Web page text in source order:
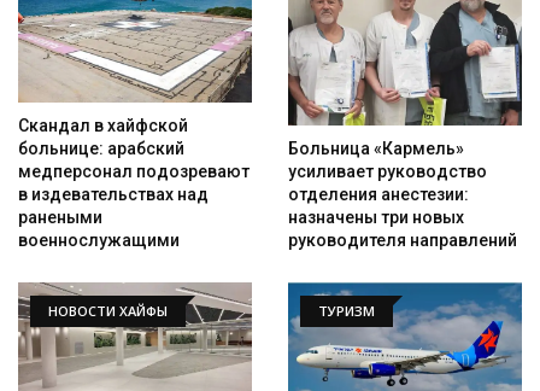
Скандал в хайфской
больнице: арабский
медперсонал подозревают
в издевательствах над
ранеными
военнослужащими
Больница «Кармель»
усиливает руководство
отделения анестезии:
назначены три новых
руководителя направлений
НОВОСТИ ХАЙФЫ ТУРИЗМ